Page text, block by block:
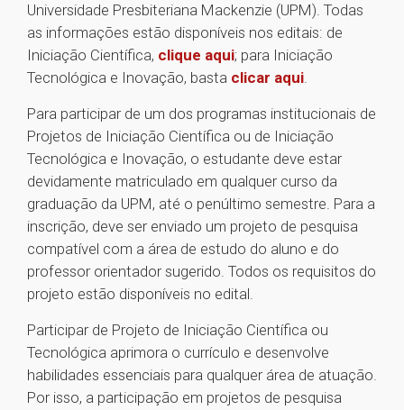
Universidade Presbiteriana Mackenzie (UPM). Todas
as informações estão disponíveis nos editais: de
Iniciação Científica, clique aqui; para Iniciação
Tecnológica e Inovação, basta clicar aqui.
Para participar de um dos programas institucionais de
Projetos de Iniciação Científica ou de Iniciação
Tecnológica e Inovação, o estudante deve estar
devidamente matriculado em qualquer curso da
graduação da UPM, até o penúltimo semestre. Para a
inscrição, deve ser enviado um projeto de pesquisa
compatível com a área de estudo do aluno e do
professor orientador sugerido. Todos os requisitos do
projeto estão disponíveis no edital.
Participar de Projeto de Iniciação Científica ou
Tecnológica aprimora o currículo e desenvolve
habilidades essenciais para qualquer área de atuação.
Por isso, a participação em projetos de pesquisa